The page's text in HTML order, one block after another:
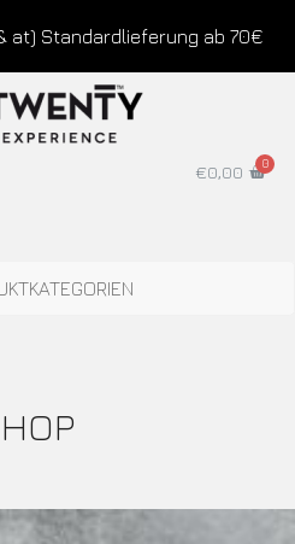
at) Standardlieferung ab 70€
€0,00